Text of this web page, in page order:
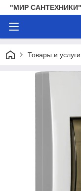
"МИР
Товары и услуги